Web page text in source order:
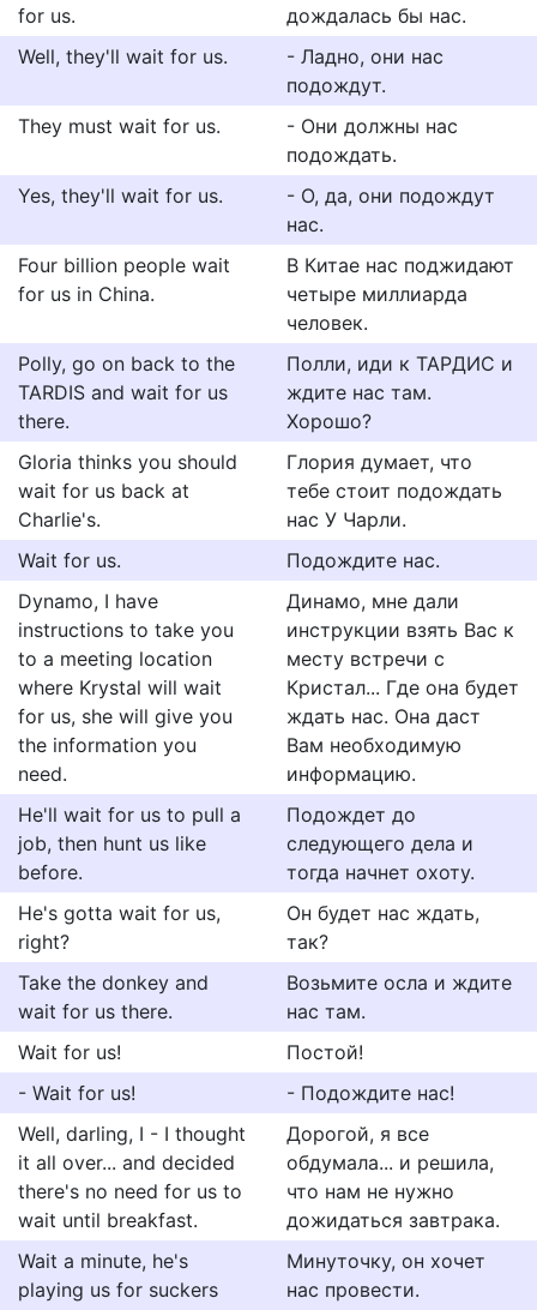
for us.
дождалась бы нас.
Well, they'll wait for us.
- Ладно, они нас
подождут.
They must wait for us.
- Они должны нас
подождать.
Yes, they'll wait for us.
- О, да, они подождут
нас.
Four billion people wait
for us in China.
В Китае нас поджидают
четыре миллиарда
человек.
Polly, go on back to the
TARDIS and wait for us
there.
Полли, иди к ТАРДИС и
ждите нас там.
Хорошо?
Gloria thinks you should
wait for us back at
Charlie's.
Глория думает, что
тебе стоит подождать
нас У Чарли.
Wait for us.
Подождите нас.
Dynamo, I have
instructions to take you
to a meeting location
where Krystal will wait
for us, she will give you
the information you
need.
Динамо, мне дали
инструкции взять Вас к
месту встречи с
Кристал... Где она будет
ждать нас. Она даст
Вам необходимую
информацию.
He'll wait for us to pull a
job, then hunt us like
before.
Подождет до
следующего дела и
тогда начнет охоту.
He's gotta wait for us,
right?
Он будет нас ждать,
так?
Take the donkey and
wait for us there.
Возьмите осла и ждите
нас там.
Wait for us!
Постой!
- Wait for us!
- Подождите нас!
Well, darling, I - I thought
it all over... and decided
there's no need for us to
wait until breakfast.
Дорогой, я все
обдумала... и решила,
что нам не нужно
дожидаться завтрака.
Wait a minute, he's
playing us for suckers
Минуточку, он хочет
нас провести.